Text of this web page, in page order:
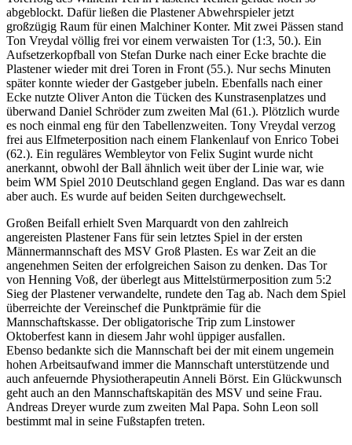
abgeblockt. Dafür ließen die Plastener Abwehrspieler jetzt
großzügig Raum für einen Malchiner Konter. Mit zwei Pässen stand
Ton Vreydal völlig frei vor einem verwaisten Tor (1:3, 50.). Ein
Aufsetzerkopfball von Stefan Durke nach einer Ecke brachte die
Plastener wieder mit drei Toren in Front (55.). Nur sechs Minuten
später konnte wieder der Gastgeber jubeln. Ebenfalls nach einer
Ecke nutzte Oliver Anton die Tücken des Kunstrasenplatzes und
überwand Daniel Schröder zum zweiten Mal (61.). Plötzlich wurde
es noch einmal eng für den Tabellenzweiten. Tony Vreydal verzog
frei aus Elfmeterposition nach einem Flankenlauf von Enrico Tobei
(62.). Ein reguläres Wembleytor von Felix Sugint wurde nicht
anerkannt, obwohl der Ball ähnlich weit über der Linie war, wie
beim WM Spiel 2010 Deutschland gegen England. Das war es dann
aber auch. Es wurde auf beiden Seiten durchgewechselt.
Großen Beifall erhielt Sven Marquardt von den zahlreich
angereisten Plastener Fans für sein letztes Spiel in der ersten
Männermannschaft des MSV Groß Plasten. Es war Zeit an die
angenehmen Seiten der erfolgreichen Saison zu denken. Das Tor
von Henning Voß, der überlegt aus Mittelstürmerposition zum 5:2
Sieg der Plastener verwandelte, rundete den Tag ab. Nach dem Spiel
überreichte der Vereinschef die Punktprämie für die
Mannschaftskasse. Der obligatorische Trip zum Linstower
Oktoberfest kann in diesem Jahr wohl üppiger ausfallen.
Ebenso bedankte sich die Mannschaft bei der mit einem ungemein
hohen Arbeitsaufwand immer die Mannschaft unterstützende und
auch anfeuernde Physiotherapeutin Anneli Börst. Ein Glückwunsch
geht auch an den Mannschaftskapitän des MSV und seine Frau.
Andreas Dreyer wurde zum zweiten Mal Papa. Sohn Leon soll
bestimmt mal in seine Fußstapfen treten.